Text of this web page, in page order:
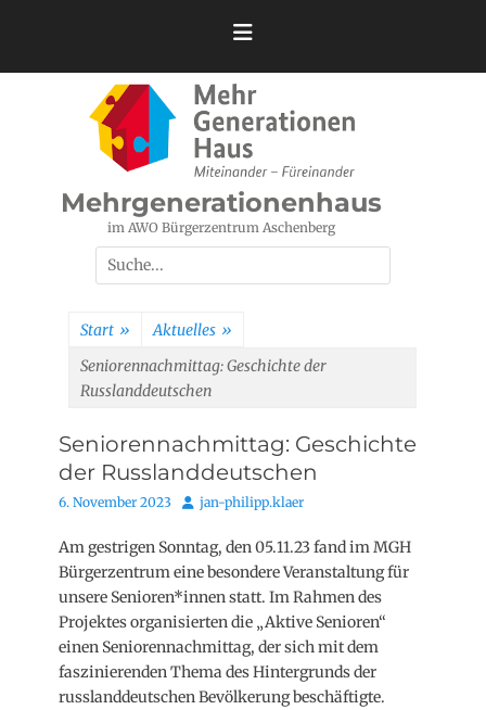
Mehrgenerationenhaus
im AWO Bürgerzentrum Aschenberg
Suchen
nach:
Start » Aktuelles »
Seniorennachmittag: Geschichte der
Russlanddeutschen
Seniorennachmittag: Geschichte
der Russlanddeutschen
Posted
6. November 2023 Autorjan-philipp.klaer
Am gestrigen Sonntag, den 05.11.23 fand im MGH
Bürgerzentrum eine besondere Veranstaltung für
unsere Senioren*innen statt. Im Rahmen des
Projektes organisierten die „Aktive Senioren“
einen Seniorennachmittag, der sich mit dem
faszinierenden Thema des Hintergrunds der
russlanddeutschen Bevölkerung beschäftigte.